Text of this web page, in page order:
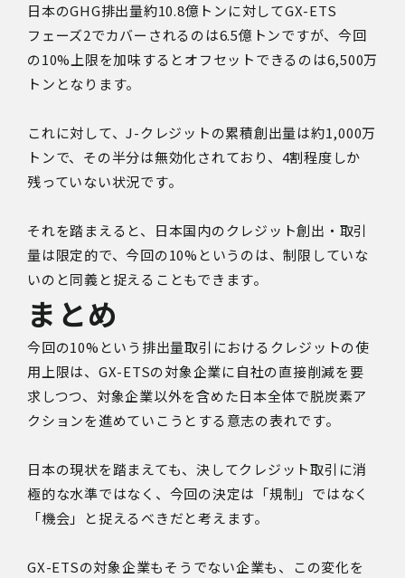
日本のGHG排出量約10.8億トンに対してGX-ETS
フェーズ2でカバーされるのは6.5億トンですが、今回
の10%上限を加味するとオフセットできるのは6,500万
トンとなります。
これに対して、J-クレジットの累積創出量は約1,000万
トンで、その半分は無効化されており、4割程度しか
残っていない状況です。
それを踏まえると、日本国内のクレジット創出・取引
量は限定的で、今回の10%というのは、制限していな
いのと同義と捉えることもできます。
まとめ
今回の10%という排出量取引におけるクレジットの使
用上限は、GX-ETSの対象企業に自社の直接削減を要
求しつつ、対象企業以外を含めた日本全体で脱炭素ア
クションを進めていこうとする意志の表れです。
日本の現状を踏まえても、決してクレジット取引に消
極的な水準ではなく、今回の決定は「規制」ではなく
「機会」と捉えるべきだと考えます。
GX-ETSの対象企業もそうでない企業も、この変化を